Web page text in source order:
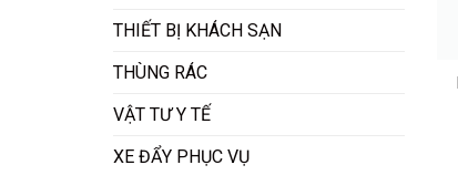
THIẾT BỊ KHÁCH SẠN
THÙNG RÁC
VẬT TƯ Y TẾ
XE ĐẨY PHỤC VỤ